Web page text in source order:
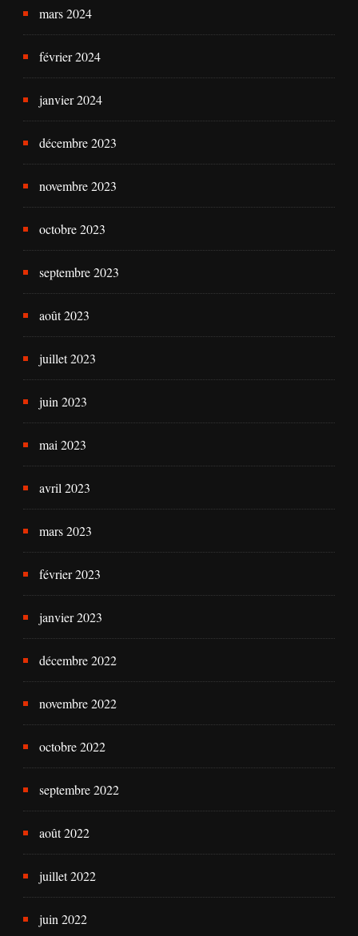
mars 2024
février 2024
janvier 2024
décembre 2023
novembre 2023
octobre 2023
septembre 2023
août 2023
juillet 2023
juin 2023
mai 2023
avril 2023
mars 2023
février 2023
janvier 2023
décembre 2022
novembre 2022
octobre 2022
septembre 2022
août 2022
juillet 2022
juin 2022